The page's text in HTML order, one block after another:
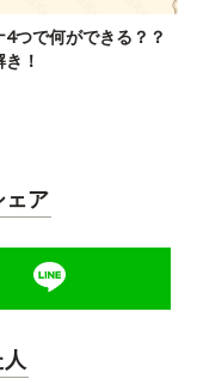
4つで何ができる？？
！
ェア